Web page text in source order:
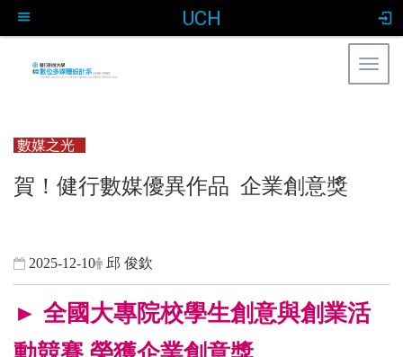
UCH
數媒之光
賀！健行數媒優異作品 企業創意獎
2025-12-10 邱 俊欽
► 全國大專院校學生創意與創業活